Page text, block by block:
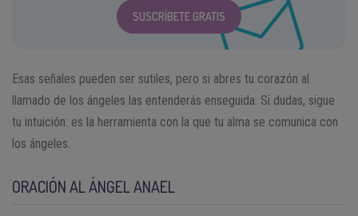
SUSCRÍBETE GRATIS
Esas señales pueden ser sutiles, pero si abres tu corazón al
llamado de los ángeles las entenderás enseguida. Si dudas, sigue
tu intuición: es la herramienta con la que tu alma se comunica con
los ángeles.
ORACIÓN AL ÁNGEL ANAEL